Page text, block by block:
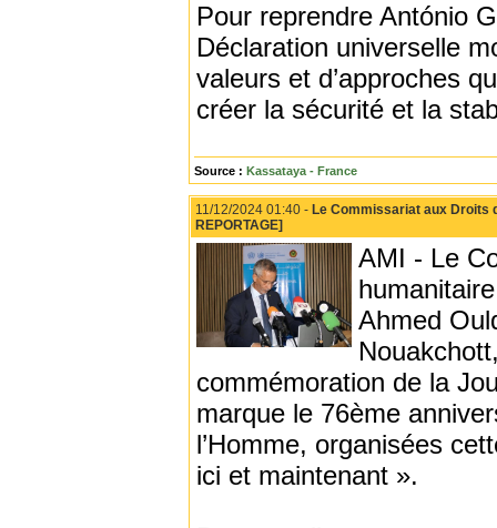
Pour reprendre António
Déclaration universelle
valeurs et d’approches
créer la sécurité et la
Source : Kassataya - France
11/12/2024 01:40 - Le Commissariat aux Droits
REPORTAGE]
AMI - Le
Ahmed
commémoration de la
marque le 76ème
l’Homme, organisées
ici et maintenant ».